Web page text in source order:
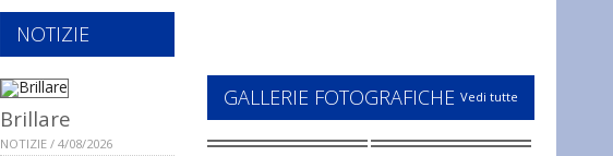
NOTIZIE
Brillare
NOTIZIE / 4/08/2026
GALLERIE FOTOGRAFICHE Vedi tutte